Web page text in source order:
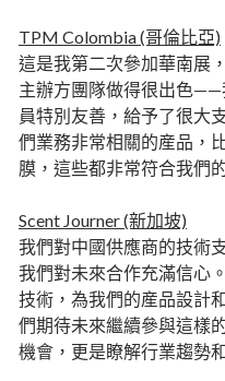
TPM Colombia (哥倫比亞)
這是我第二次參加華南展
主辦方團隊做得很出色——
員特別友善，給予了很大
們業務非常相關的産品，
膜，這些都非常符合我們
Scent Journer (新加坡)
我們對中國供應商的技術
我們對未來合作充滿信心
技術，為我們的産品設計
們期待未來繼續參與這樣
機會，更是瞭解行業趨勢